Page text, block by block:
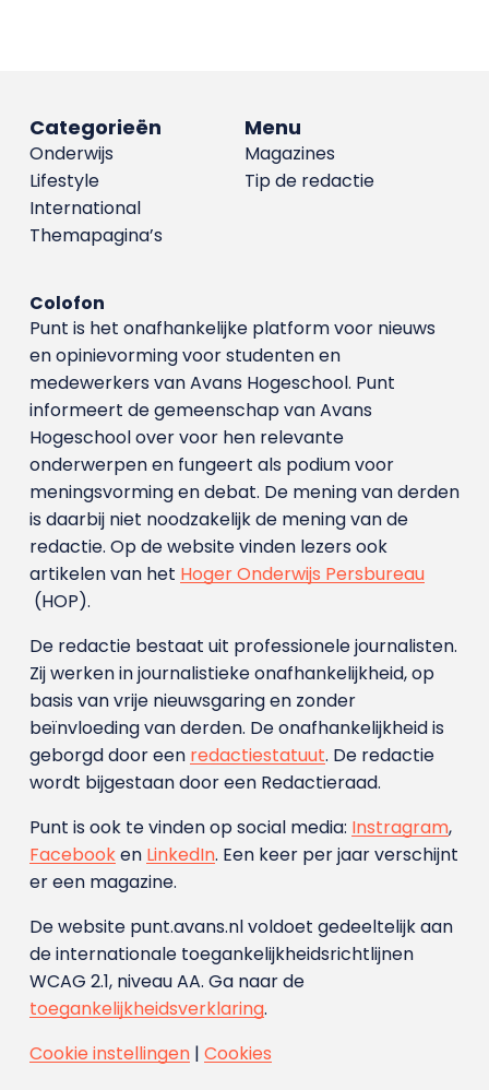
Menu
Magazines
Tip de redactie
Categorieën
Onderwijs
Lifestyle
International
Themapagina’s
Colofon
Punt is het onafhankelijke platform voor nieuws
en opinievorming voor studenten en
medewerkers van Avans Hoge­school. Punt
informeert de gemeenschap van Avans
Hogeschool over voor hen relevante
onderwerpen en fungeert als podium voor
meningsvorming en debat. De mening van derden
is daarbij niet noodzakelijk de mening van de
redactie. Op de website vinden lezers ook
artikelen van het Hoger Onderwijs Persbureau
(HOP).
De redactie bestaat uit professionele journalisten.
Zij werken in journalistieke onafhankelijkheid, op
basis van vrije nieuwsgaring en zonder
beïnvloeding van derden. De onafhankelijkheid is
geborgd door een redactiestatuut. De redactie
wordt bijgestaan door een Redactieraad.
Punt is ook te vinden op social media: Instragram,
Facebooken LinkedIn. Een keer per jaar verschijnt
er een magazine.
De website punt.avans.nl voldoet gedeeltelijk aan
de internationale toegankelijkheidsrichtlijnen
WCAG 2.1, niveau AA. Ga naar de
toegankelijkheidsverklaring.
Cookie instellingen| Cookies